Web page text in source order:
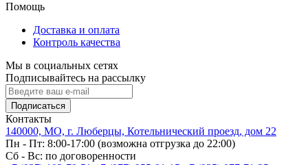
Помощь
Доставка и оплата
Контроль качества
Мы в социальных сетях
Подписывайтесь на рассылку
Подписаться
Контакты
140000, МО, г. Люберцы, Котельнический проезд, дом 22
Пн - Пт: 8:00-17:00 (возможна отгрузка до 22:00)
Сб - Вс: по договоренности